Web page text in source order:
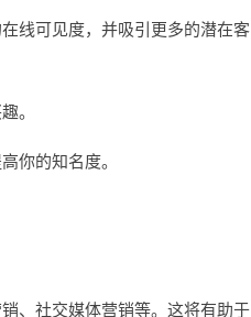
线可见度，并吸引更多的潜在客
。
你的知名度。
、社交媒体营销等。这将有助于